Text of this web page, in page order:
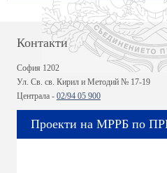
Контакти
София 1202
Ул. Св. св. Кирил и Методий № 17-19
Централа - 02/94 05 900
Проекти на МРРБ по